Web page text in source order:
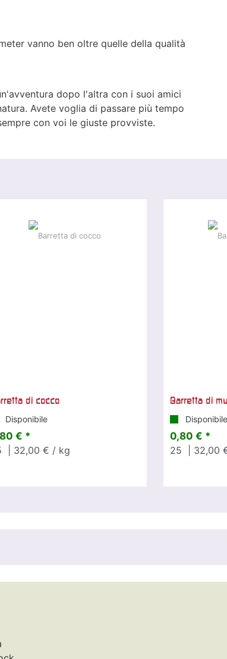
vanno ben oltre quelle della qualità
dopo l'altra con i suoi amici
Avete voglia di passare più tempo
con voi le giuste provviste.
di cocco
Disponibile
€ *
| 32,00 € / kg
Barretta di
Disponibile
0,80 € *
25
| 32,00